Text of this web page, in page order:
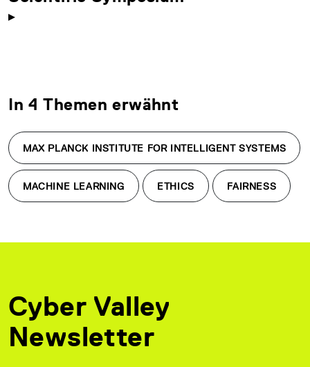
In 4 Themen erwähnt
MAX PLANCK INSTITUTE FOR INTELLIGENT SYSTEMS
MACHINE LEARNING ETHICS FAIRNESS
Cyber Valley
Newsletter